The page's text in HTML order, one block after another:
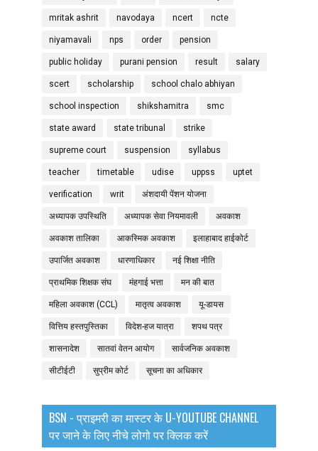
mritak ashrit navodaya ncert ncte
niyamavali nps order pension
public holiday purani pension result salary
scert scholarship school chalo abhiyan
school inspection shikshamitra smc
state award state tribunal strike
supreme court suspension syllabus
teacher timetable udise uppss uptet
verification writ अंशदायी पेंशन योजना
अध्यापक उपस्थिति अध्यापक सेवा नियमावली अवकाश
अवकाश तालिका आकस्मिक अवकाश इलाहाबाद हाईकोर्ट
उपार्जित अवकाश धारणाधिकार नई शिक्षा नीति
प्राथमिक शिक्षक संघ मंहगाई भत्ता मन की बात
महिला अवकाश (CCL) मातृत्व अवकाश यू-डायस
वित्तिय हस्तपुस्तिका विदेश-हज यात्रा शपथ पत्र
शासनादेश सातवां वेतन आयोग सार्वजनिक अवकाश
सीटीईटी सुप्रीम कोर्ट सूचना का अधिकार
BSN - प्राइमरी का मास्टर के U-YOUTUBE CHANNEL
पर जाने के लिए नीचे लोगो पर क्लिक करें